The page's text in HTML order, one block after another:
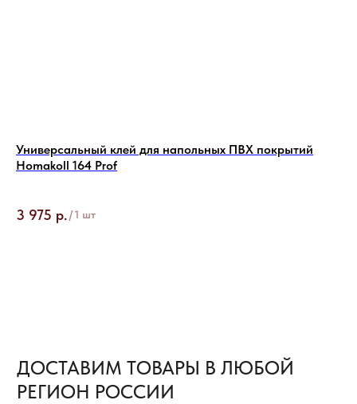
Универсальный клей для напольных ПВХ покрытий
Homakoll 164 Prof
3 975 р./1 шт
ВЕСЬ ПРОЦЕСС ОРГАНИЗАЦИИ ДОСТАВКИ
ТОВАРОВ МЫ БЕРЕМ НА СЕБЯ И ПОЛНОСТЬЮ
КОНТРОЛИРУЕМ